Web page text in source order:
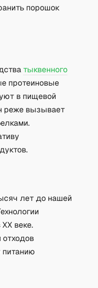
порошок
тыквенного
протеиновые
в пищевой
реже вызывает
лет до нашей
веке.
отходов
питанию